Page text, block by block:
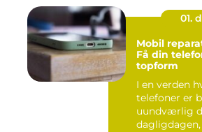
01.
Mobil
Få din
topform
I en verden
telefoner er
uundværlig
dagligdagen,